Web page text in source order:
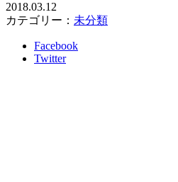
2018.03.12
カテゴリー： 未分類
Facebook
Twitter